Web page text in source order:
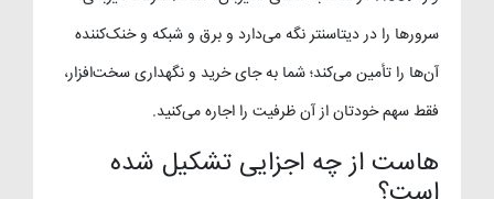
سرورها را در دیتاسنتر نگه می‌دارد و برق و شبکه و خنک‌کننده
آن‌ها را تأمین می‌کند؛ شما به جای خرید و نگهداری سخت‌افزار،
فقط سهم خودتان از آن ظرفیت را اجاره می‌کنید.
هاست از چه اجزایی تشکیل شده